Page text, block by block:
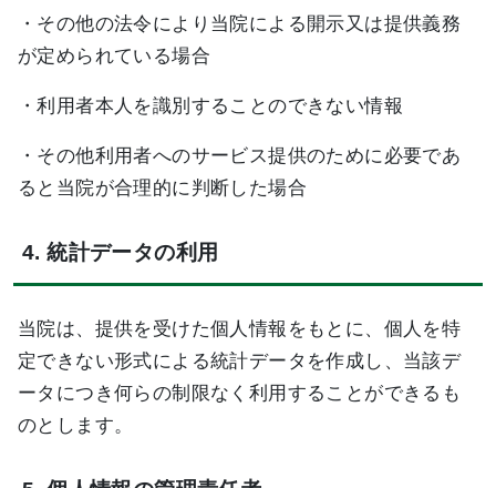
・その他の法令により当院による開示又は提供義務
が定められている場合
・利用者本人を識別することのできない情報
・その他利用者へのサービス提供のために必要であ
ると当院が合理的に判断した場合
4. 統計データの利用
当院は、提供を受けた個人情報をもとに、個人を特
定できない形式による統計データを作成し、当該デ
ータにつき何らの制限なく利用することができるも
のとします。